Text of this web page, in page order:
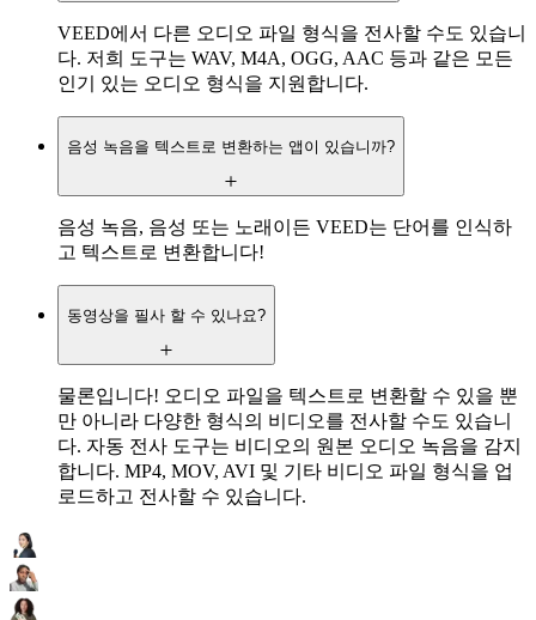
VEED에서 다른 오디오 파일 형식을 전사할 수도 있습니
다. 저희 도구는 WAV, M4A, OGG, AAC 등과 같은 모든
인기 있는 오디오 형식을 지원합니다.
음성 녹음을 텍스트로 변환하는 앱이 있습니까?
음성 녹음, 음성 또는 노래이든 VEED는 단어를 인식하
고 텍스트로 변환합니다!
동영상을 필사 할 수 있나요?
물론입니다! 오디오 파일을 텍스트로 변환할 수 있을 뿐
만 아니라 다양한 형식의 비디오를 전사할 수도 있습니
다. 자동 전사 도구는 비디오의 원본 오디오 녹음을 감지
합니다. MP4, MOV, AVI 및 기타 비디오 파일 형식을 업
로드하고 전사할 수 있습니다.